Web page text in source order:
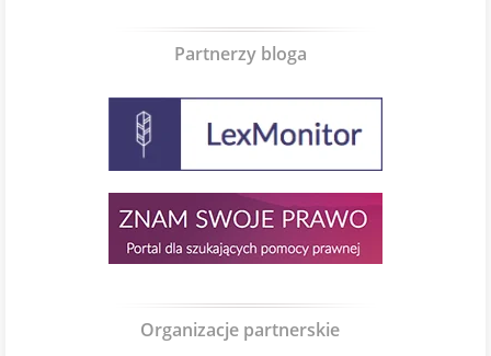
Partnerzy bloga
Organizacje partnerskie